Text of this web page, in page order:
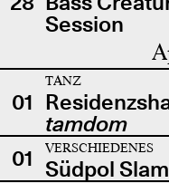
Session
01
TANZ
tamdom
01
VERSCHIEDENES
Südpol Slam